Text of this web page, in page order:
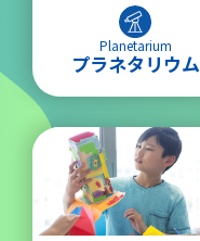
Planetarium
プラネタリウム